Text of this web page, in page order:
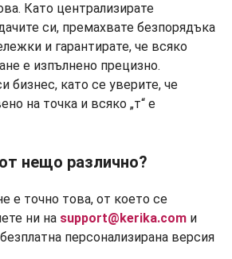
Като централизирате
си, премахвате безпорядъка
и гарантирате, че всяко
е изпълнено прецизно.
бизнес, като се уверите, че
на точка и всяко „т“ е
нещо различно?
е точно това, от което се
ни на support@kerika.com и
персонализирана версия